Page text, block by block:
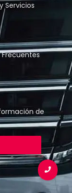
Servicios
de